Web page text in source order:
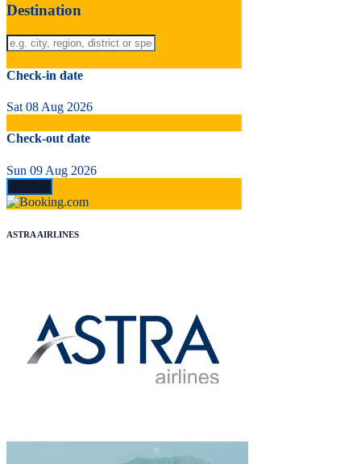
Destination
Check-in date
Sat 08 Aug 2026
Check-out date
Sun 09 Aug 2026
ASTRA AIRLINES